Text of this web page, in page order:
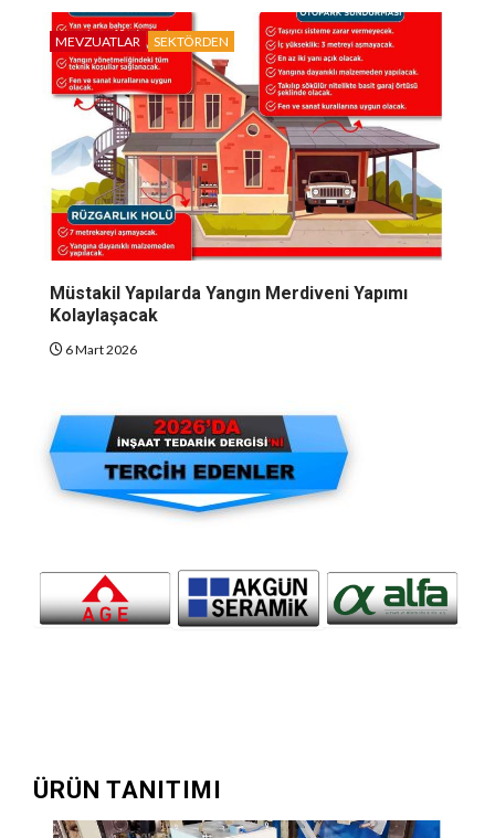
MEVZUATLAR SEKTÖRDEN
Müstakil Yapılarda Yangın Merdiveni Yapımı
Kolaylaşacak
6 Mart 2026
ÜRÜN TANITIMI